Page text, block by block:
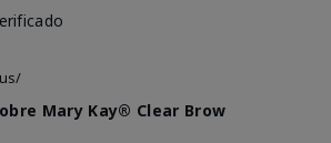
Mary Kay® Clear Brow